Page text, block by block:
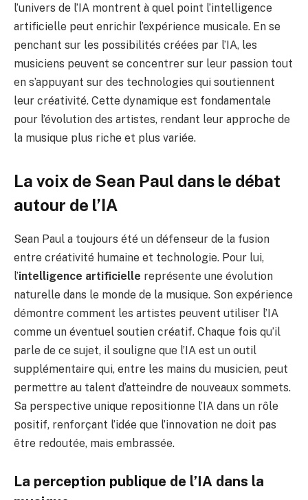
l’univers de l’IA montrent à quel point l’intelligence
artificielle peut enrichir l’expérience musicale. En se
penchant sur les possibilités créées par l’IA, les
musiciens peuvent se concentrer sur leur passion tout
en s’appuyant sur des technologies qui soutiennent
leur créativité. Cette dynamique est fondamentale
pour l’évolution des artistes, rendant leur approche de
la musique plus riche et plus variée.
La voix de Sean Paul dans le débat
autour de l’IA
Sean Paul a toujours été un défenseur de la fusion
entre créativité humaine et technologie. Pour lui,
l’intelligence artificielle représente une évolution
naturelle dans le monde de la musique. Son expérience
démontre comment les artistes peuvent utiliser l’IA
comme un éventuel soutien créatif. Chaque fois qu’il
parle de ce sujet, il souligne que l’IA est un outil
supplémentaire qui, entre les mains du musicien, peut
permettre au talent d’atteindre de nouveaux sommets.
Sa perspective unique repositionne l’IA dans un rôle
positif, renforçant l’idée que l’innovation ne doit pas
être redoutée, mais embrassée.
La perception publique de l’IA dans la